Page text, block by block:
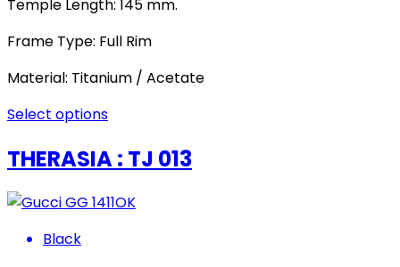
Temple Length: 145 mm.
Frame Type: Full Rim
Material: Titanium / Acetate
Select options
THERASIA : TJ 013
Black